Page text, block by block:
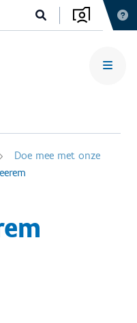
Doe mee met onze